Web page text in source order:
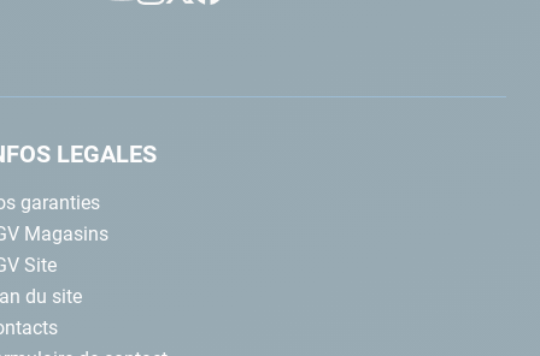
LEGALES
garanties
Magasins
Site
du site